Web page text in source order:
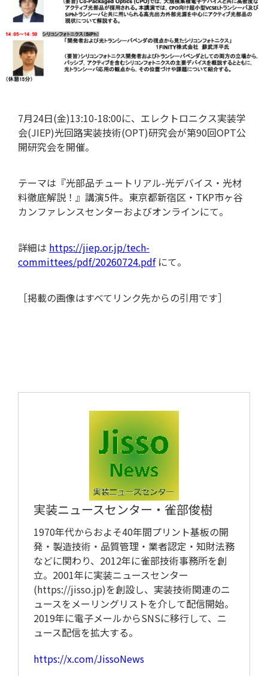
用語集
ツール/設備
取材予定
7月24日(金)13:10-18:00に、エレクトロニクス実装学
会(JIEP)光回路実装技術(OPT)研究会が第90回OPT公
開研究会を開催。
テーマは『光部品チュートリアル-光デバイス・光材
料徹底解説！』講演5件。東京都新宿区・TKP市ヶ谷
カンファレンスセンターおよびオンラインにて。
詳細は https://jiep.or.jp/tech-
committees/pdf/20260724.pdfにて。
［掲載の画像はすべてリンク先からの引用です］
実装ニュースセンター・ 雀部俊樹
1970年代からおよそ40年間プリント基板の開
発・製造技術・品質管理・業者認定・知財法務
などに関わり、2012年に雀部技術事務所を創
立。2001年に実装ニュースセンター
(https://jisso.jp)を創設し、実装技術関連のニ
ュースをメーリングリストを介して配信開始。
2019年に電子メールからSNSに移行して、ニ
ュース配信を拡大する。
https://x.com/JissoNews